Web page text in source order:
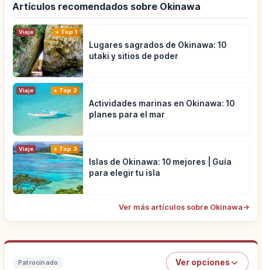
Artículos recomendados sobre Okinawa
Viaje Top 1
Lugares sagrados de Okinawa: 10
utaki y sitios de poder
Viaje Top 2
Actividades marinas en Okinawa: 10
planes para el mar
Viaje Top 3
Islas de Okinawa: 10 mejores | Guía
para elegir tu isla
Ver más artículos sobre Okinawa→
Patrocinado Ver opciones